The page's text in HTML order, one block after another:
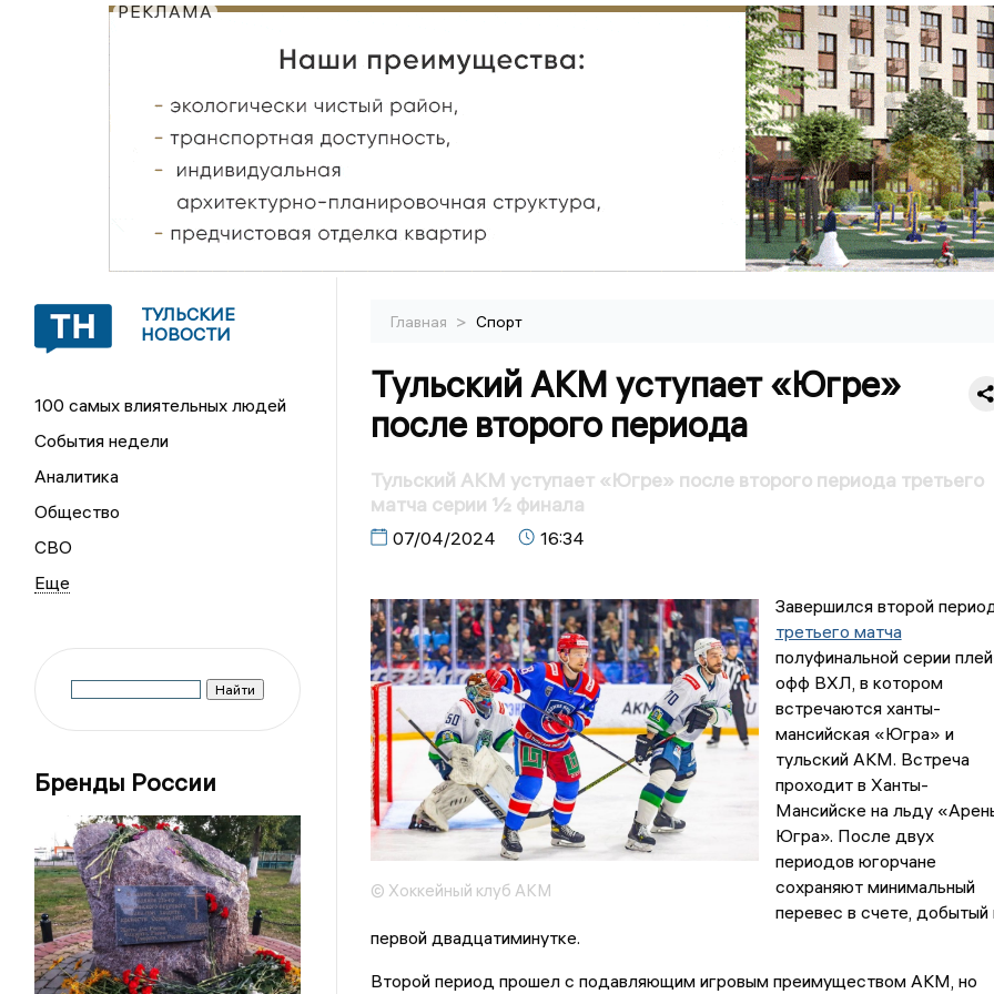
РЕКЛАМА
ТУЛЬСКИЕ
НОВОСТИ
100 самых влиятельных людей
События недели
Аналитика
Общество
СВО
Бренды России
Главная > Спорт
Тульский АКМ уступает «Югре»
после второго периода
Тульский АКМ уступает «Югре» после второго периода третьего
матча серии ½ финала
07/04/2024 16:34
© Хоккейный клуб АКМ
Завершился второй
третьего матча
полуфинальной серии
офф ВХЛ, в котором
встречаются ханты-
мансийская «Югра» и
тульский АКМ. Встреча
проходит в Ханты-
Мансийске на льду
Югра». После двух
периодов югорчане
сохраняют минимальный
перевес в счете, добытый
первой двадцатиминутке.
Второй период прошел с подавляющим игровым преимуществом АКМ, но